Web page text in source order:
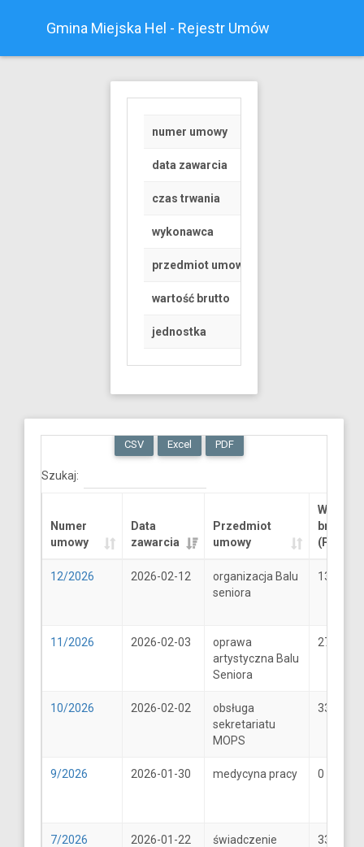
Gmina Miejska Hel - Rejestr Umów
numer umowy
data zawarcia
czas trwania
wykonawca
przedmiot umowy
wartość brutto
jednostka
CSV Excel PDF
Szukaj:
Numer
umowy
Data
zawarcia
Przedmiot
umowy
Wartość
brutto
(PLN)
12/2026 2026-02-12
organizacja Balu
seniora
13289.6
11/2026 2026-02-03
oprawa
artystyczna Balu
Seniora
2706
10/2026 2026-02-02
obsługa
sekretariatu
MOPS
33
9/2026 2026-01-30 medycyna pracy 0
7/2026 2026-01-22
świadczenie
33